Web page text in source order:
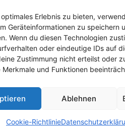
Erlebnis zu bieten,
Geräteinformationen zu speichern
Wenn du diesen Technologien
oder eindeutige IDs auf
Zustimmung nicht erteilst oder
Merkmale und Funktionen
Ablehnen
Cookie-Richtlinie